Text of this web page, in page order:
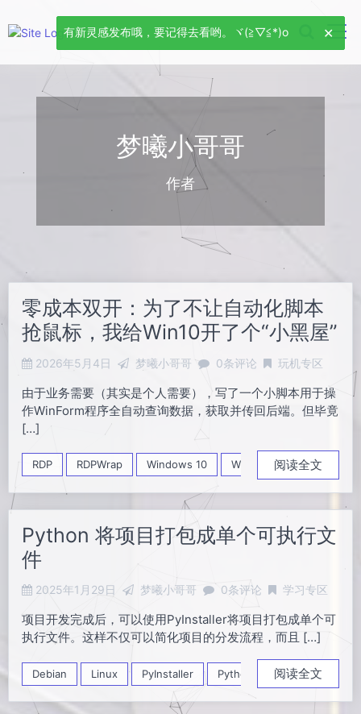
梦曦小哥哥
作者
零成本双开：为了不让自动化脚本
抢鼠标，我给Win10开了个“小黑屋”
2026年5月4日 梦曦小哥哥 0条评论 玩机专区
由于业务需要（其实是个人需要），写了一个小脚本用于操
作WinForm程序全自动查询数据，获取并传回后端。但毕竟
[…]
RDP RDPWrap Windows 10 WinForm 折腾日记
阅读全文
Python 将项目打包成单个可执行文
件
2025年1月29日 梦曦小哥哥 0条评论 学习专区
项目开发完成后，可以使用PyInstaller将项目打包成单个可
执行文件。这样不仅可以简化项目的分发流程，而且 […]
Debian Linux PyInstaller Python 阅读全文
有新灵感发布哦，要记得去看哟。ヾ(≧▽≦*)o